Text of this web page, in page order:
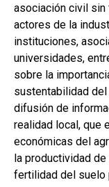
asociación civil
actores de la
instituciones,
universidades,
sobre la
sustentabilidad
difusión de
realidad local, que
económicas del
la productividad
fertilidad del suelo